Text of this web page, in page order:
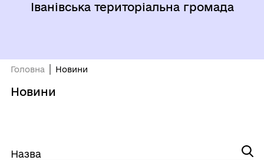
Іванівська територіальна громада
Головна Новини
Новини
Назва